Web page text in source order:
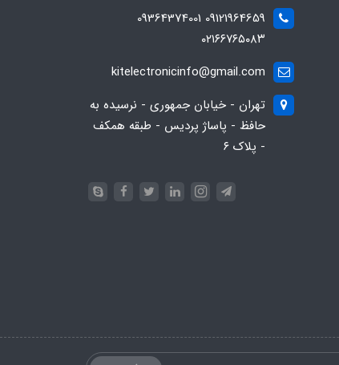
09121964659 09364374001
۰۲۱۶۶۷۶۵۰۸۳
kitelectronicinfo@gmail.com
تهران - خیابان جمهوری - نرسیده به
حافظ - پاساژ پردیس - طبقه همکف
- پلاک ۶